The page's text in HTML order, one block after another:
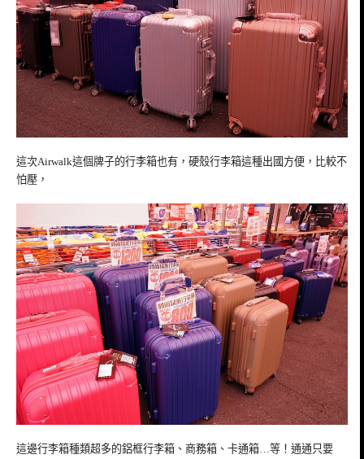
這次Airwalk這個牌子的行李箱也有，硬殼行李箱這種出國方便，比較不
怕壓，
這邊行李箱種類超多的鋁框行李箱、商務箱、卡通箱…等！通通只要